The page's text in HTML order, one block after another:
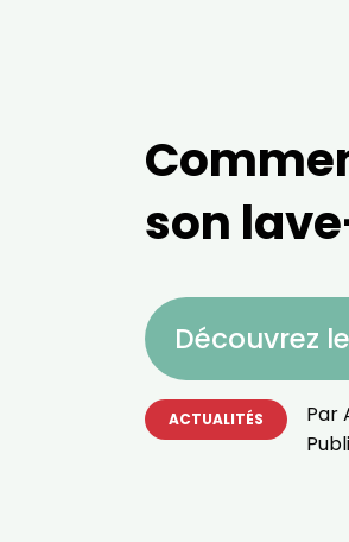
son
Découvrez
ACTUALITÉS Par